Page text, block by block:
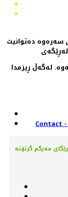
ڕێگای مینوی سەرەوە دەتوانیت
Contact
مەرگم گرتۆتە